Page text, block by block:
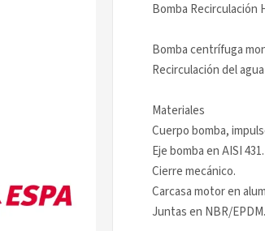
Bomba Recirculación
Bomba centrífuga
Recirculación del
Materiales
Cuerpo bomba,
Eje bomba en AISI 431.
Cierre mecánico.
Carcasa motor en
Juntas en NBR/EPDM.